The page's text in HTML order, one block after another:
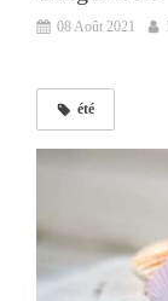
08 Août 2021
été